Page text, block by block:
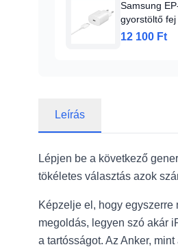
Samsung
gyorstöltő fej
kábel
12 100 Ft
Leírás
Lépjen be a következő
tökéletes választás azok
Képzelje el, hogy
megoldás, legyen szó akár
a tartósságot. Az Anker,